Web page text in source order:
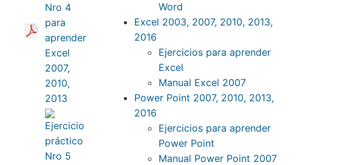
Word
Excel 2003, 2007, 2010, 2013,
2016
Ejercicios para aprender
Excel
Manual Excel 2007
Power Point 2007, 2010, 2013,
2016
Ejercicios para aprender
Power Point
Manual Power Point 2007